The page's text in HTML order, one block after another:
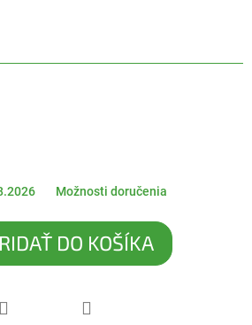
Možnosti doručenia
DO KOŠÍKA